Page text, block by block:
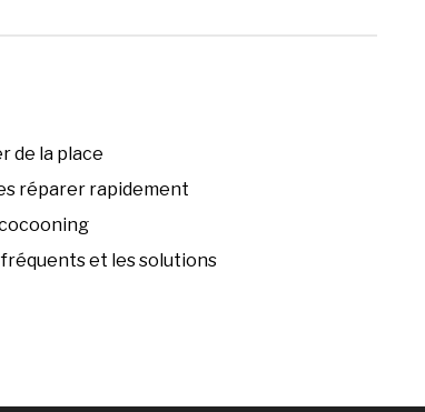
de la place
réparer rapidement
et les solutions